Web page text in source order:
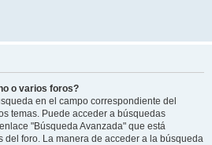
o varios foros?
en el campo correspondiente del
temas. Puede acceder a búsquedas
"Búsqueda Avanzada" que está
foro. La manera de acceder a la búsqueda